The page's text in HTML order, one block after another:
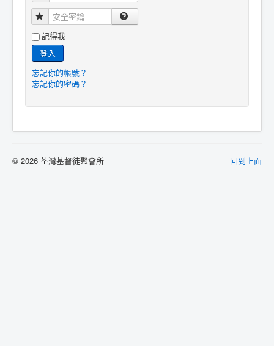
安全密鑰
記得我
登入
忘記你的帳號？
忘記你的密碼？
回到上面
© 2026 荃灣基督徒聚會所